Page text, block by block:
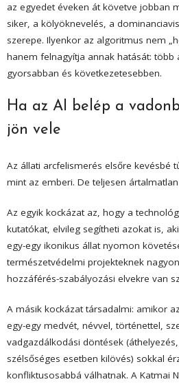
az egyedet éveken át követve jobban
siker, a kölyöknevelés, a
szerepe. Ilyenkor az algoritmus nem
hanem felnagyítja annak hatását:
gyorsabban és következetesebben.
Ha az AI belép a
jön vele
Az állati arcfelismerés elsőre kevésbé
mint az emberi. De teljesen
Az egyik kockázat az, hogy a
kutatókat, elvileg segítheti azokat is,
egy-egy ikonikus állat nyomon
természetvédelmi projekteknek
hozzáférés-szabályozási elvekre van
A másik kockázat társadalmi: amikor
egy-egy medvét, névvel, történettel,
vadgazdálkodási döntések
szélsőséges esetben kilövés) sokkal
konfliktusosabbá válhatnak. A Katmai